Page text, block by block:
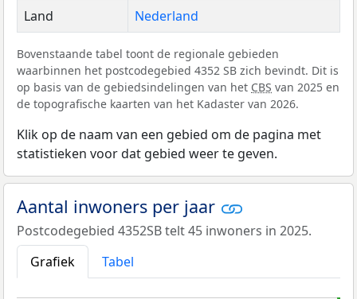
Land
Nederland
Bovenstaande tabel toont de regionale gebieden
waarbinnen het postcodegebied 4352 SB zich bevindt. Dit is
op basis van de gebiedsindelingen van het CBS van 2025 en
de topografische kaarten van het Kadaster van 2026.
Klik op de naam van een gebied om de pagina met
statistieken voor dat gebied weer te geven.
Aantal inwoners per jaar
Postcodegebied 4352SB telt 45 inwoners in 2025.
Grafiek
Tabel